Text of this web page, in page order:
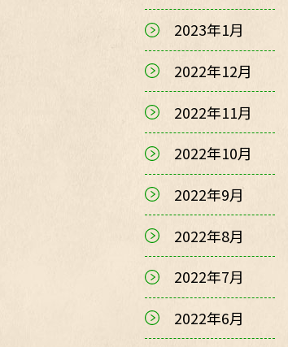
2023年1月
2022年12月
2022年11月
2022年10月
2022年9月
2022年8月
2022年7月
2022年6月